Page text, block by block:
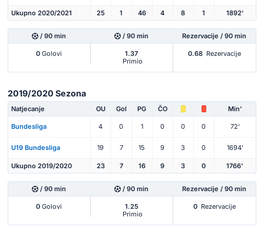
Ukupno 2020/2021 25 1 46 4 8 1 1892'
/ 90 min / 90 min Rezervacije / 90 min
0 Golovi
1.37
Primio
0.68 Rezervacije
2019/2020 Sezona
Natjecanje OU Gol PG ČO Min'
Bundesliga 4 0 1 0 0 0 72'
U19 Bundesliga 19 7 15 9 3 0 1694'
Ukupno 2019/2020 23 7 16 9 3 0 1766'
/ 90 min / 90 min Rezervacije / 90 min
0 Golovi
1.25
Primio
0 Rezervacije